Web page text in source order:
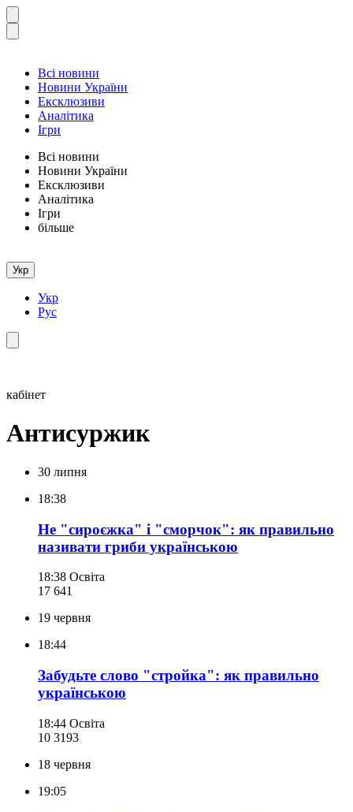
Всі новини
Новини України
Ексклюзиви
Аналітика
Ігри
Всі новини
Новини України
Ексклюзиви
Аналітика
Ігри
більше
Укр
Укр
Рус
кабінет
Антисуржик
30 липня
18:38
Не "сироєжка" і "сморчок": як правильно
називати гриби українською
18:38 Освіта
17 641
19 червня
18:44
Забудьте слово "стройка": як правильно
українською
18:44 Освіта
10 3193
18 червня
19:05